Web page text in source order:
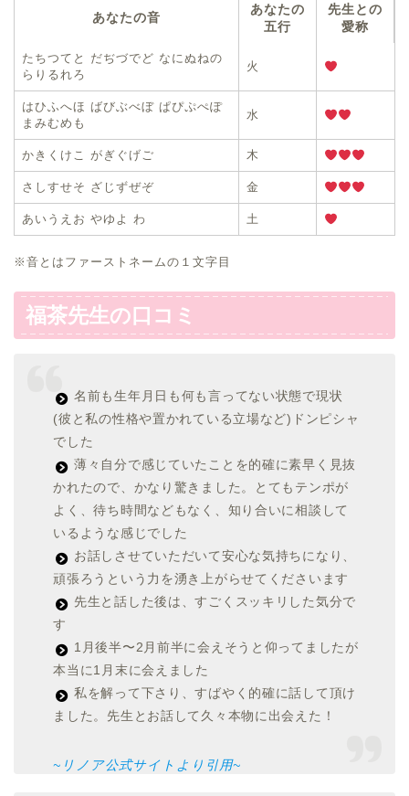
あなたの音
あなたの
五行
先生との
愛称
たちつてと だぢづでど なにぬねの
らりるれろ
火
はひふへほ ばびぶべぼ ぱぴぷぺぽ
まみむめも
水
かきくけこ がぎぐげご 木
さしすせそ ざじずぜぞ 金
あいうえお やゆよ わ 土
※音とはファーストネームの１文字目
福茶先生の口コミ
名前も生年月日も何も言ってない状態で現状
(彼と私の性格や置かれている立場など)ドンピシャ
でした
薄々自分で感じていたことを的確に素早く見抜
かれたので、かなり驚きました。とてもテンポが
よく、待ち時間などもなく、知り合いに相談して
いるような感じでした
お話しさせていただいて安心な気持ちになり、
頑張ろうという力を湧き上がらせてくださいます
先生と話した後は、すごくスッキリした気分で
す
1月後半〜2月前半に会えそうと仰ってましたが
本当に1月末に会えました
私を解って下さり、すばやく的確に話して頂け
ました。先生とお話して久々本物に出会えた！
~リノア公式サイトより引用~